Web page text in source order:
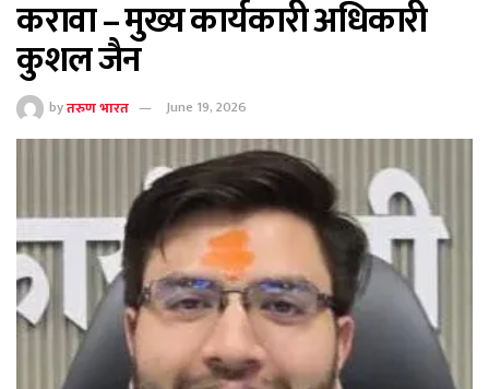
करावा – मुख्य कार्यकारी अधिकारी
कुशल जैन
byतरुण भारत June 19, 2026